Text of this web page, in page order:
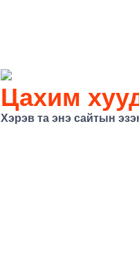
Цахим
Хэрэв та энэ сайтын